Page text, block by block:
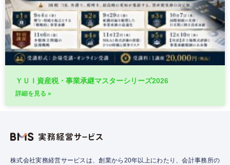
ＹＵＩ資産税・事業承継マスターシリーズ2026
詳細を見る »
株式会社実務経営サービスは、創業から20年以上にわたり、会計事務所の